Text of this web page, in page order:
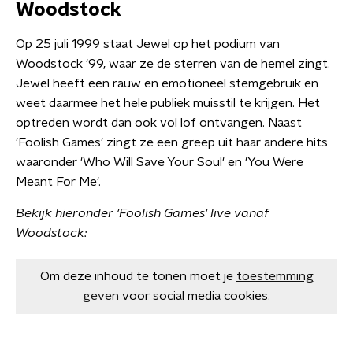
Woodstock
Op 25 juli 1999 staat Jewel op het podium van
Woodstock '99, waar ze de sterren van de hemel zingt.
Jewel heeft een rauw en emotioneel stemgebruik en
weet daarmee het hele publiek muisstil te krijgen. Het
optreden wordt dan ook vol lof ontvangen. Naast
'Foolish Games' zingt ze een greep uit haar andere hits
waaronder 'Who Will Save Your Soul' en 'You Were
Meant For Me'.
Bekijk hieronder 'Foolish Games' live vanaf
Woodstock:
Om deze inhoud te tonen moet je toestemming
geven voor social media cookies.